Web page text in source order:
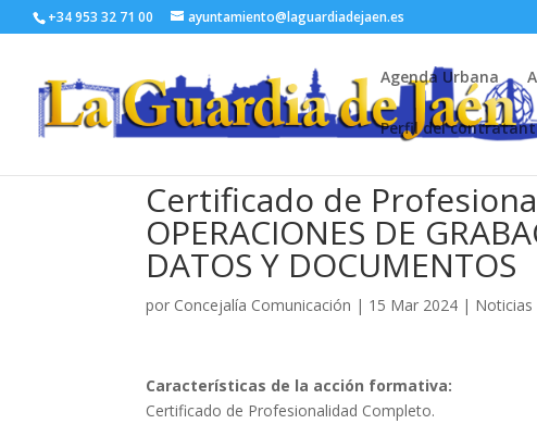
+34 953 32 71 00 ayuntamiento@laguardiadejaen.es
Agenda Urbana
Perfil del
Certificado de
OPERACIONES DE
DATOS Y DOCUMENTOS
por Concejalía Comunicación | 15 Mar 2024 | Noticias
Características de la acción formativa:
Certificado de Profesionalidad Completo.